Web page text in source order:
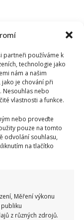
partneři používáme k
technologie jako
nám a našim
je chování při
Nesouhlas nebo
vlastnosti a funkce.
nebo proveďte
pouze na tomto
odvolání souhlasu,
na tlačítko
Měření výkonu
z různých zdrojů.